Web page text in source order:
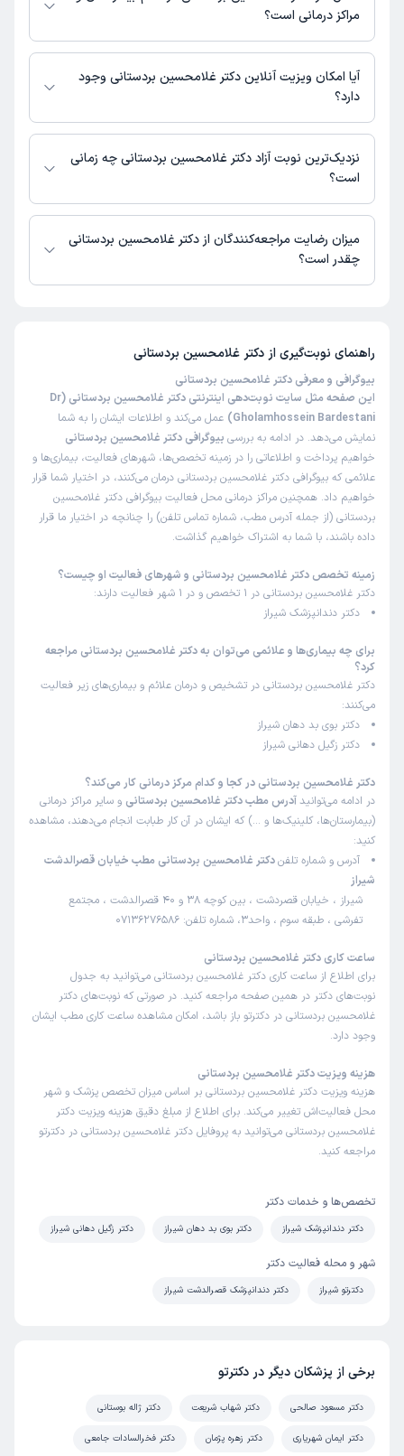
مراکز درمانی است؟
اطلاعاتی درباره محل فعالیت دکتر غلامحسین بردستانی در مراکز درمانی در
دسترس نیست.
آیا امکان ویزیت آنلاین دکتر غلامحسین بردستانی وجود
دارد؟
در حال حاضر اطلاعاتی درباره ارائه ویزیت آنلاین توسط دکتر غلامحسین
بردستانی در دسترس نیست. برای دریافت اطلاعات دقیق‌تر، لطفاً با مطب تماس
بگیرید.
نزدیک‌ترین نوبت آزاد دکتر غلامحسین بردستانی چه زمانی
است؟
زمان نوبت‌دهی و پذیرش بیماران با هماهنگی مطب مشخص می‌شود.
میزان رضایت مراجعه‌کنندگان از دکتر غلامحسین بردستانی
چقدر است؟
راهنمای نوبت‌گیری از دکتر غلامحسین بردستانی
بیوگرافی و معرفی دکتر غلامحسین بردستانی
این صفحه مثل سایت نوبت‌دهی اینترنتی دکتر غلامحسین بردستانی (Dr
Gholamhossein Bardestani)
عمل می‌کند و اطلاعات ایشان را به شما
نمایش می‌دهد. در ادامه به بررسی بیوگرافی دکتر غلامحسین بردستانی
خواهیم پرداخت و اطلاعاتی را در زمینه تخصص‌ها، شهرهای فعالیت، بیماری‌ها و
علائمی که بیوگرافی دکتر غلامحسین بردستانی درمان می‌کنند، در اختیار شما قرار
خواهیم داد. همچنین مراکز درمانی محل فعالیت بیوگرافی دکتر غلامحسین
بردستانی (از جمله آدرس مطب، شماره تماس تلفن) را چنانچه در اختیار ما قرار
داده باشند، با شما به اشتراک خواهیم گذاشت.
زمینه تخصص دکتر غلامحسین بردستانی و شهرهای فعالیت او چیست؟
دکتر غلامحسین بردستانی در 1 تخصص و در 1 شهر فعالیت دارند:
دکتر دندانپزشک شیراز
برای چه بیماری‌ها و علائمی می‌توان به دکتر غلامحسین بردستانی مراجعه
کرد؟
دکتر غلامحسین بردستانی در تشخیص و درمان علائم و بیماری‌های زیر فعالیت
می‌کنند:
دکتر بوی بد دهان شیراز
دکتر زگیل دهانی شیراز
دکتر غلامحسین بردستانی در کجا و کدام مرکز درمانی کار می‌کند؟
در ادامه می‌توانید آدرس مطب دکتر غلامحسین بردستانی و سایر مراکز درمانی
(بیمارستان‌ها، کلینیک‌ها و …) که ایشان در آن کار طبابت انجام می‌دهند، مشاهده
کنید:
آدرس و شماره تلفندکتر غلامحسین بردستانی مطب خیابان قصرالدشت
شیراز
شیراز ، خیابان قصردشت ، بین کوچه 38 و 40 قصرالدشت ، مجتمع
تفرشی ، طبقه سوم ، واحد3، شماره تلفن: 07136276586
ساعت کاری دکتر غلامحسین بردستانی
برای اطلاع از ساعت کاری دکتر غلامحسین بردستانی می‌توانید به جدول
نوبت‌های دکتر در همین صفحه مراجعه کنید. در صورتی که نوبت‌های دکتر
غلامحسین بردستانی در دکترتو باز باشد، امکان مشاهده ساعت کاری مطب ایشان
وجود دارد.
هزینه ویزیت دکتر غلامحسین بردستانی
هزینه ویزیت دکتر غلامحسین بردستانی بر اساس میزان تخصص پزشک و شهر
محل فعالیت‌اش تغییر می‌کند. برای اطلاع از مبلغ دقیق هزینه ویزیت دکتر
غلامحسین بردستانی می‌توانید به پروفایل دکتر غلامحسین بردستانی در دکترتو
مراجعه کنید.
تخصص‌ها و خدمات دکتر
دکتر دندانپزشک شیراز دکتر بوی بد دهان شیراز دکتر زگیل دهانی شیراز
شهر و محله فعالیت دکتر
دکترتو شیراز دکتر دندانپزشک قصرالدشت شیراز
برخی از پزشکان دیگر در دکترتو
دکتر مسعود صالحی دکتر شهاب شریعت دکتر ژاله بوستانی
دکتر ایمان شهریاری دکتر زهره پژمان دکتر فخرالسادات جامعی